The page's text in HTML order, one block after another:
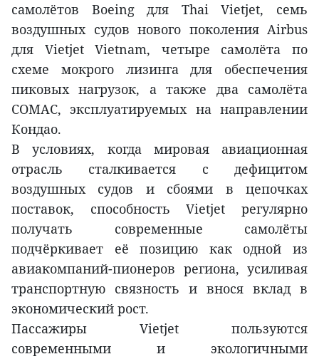
самолётов Boeing для Thai Vietjet, семь
воздушных судов нового поколения Airbus
для Vietjet Vietnam, четыре самолёта по
схеме мокрого лизинга для обеспечения
пиковых нагрузок, а также два самолёта
COMAC, эксплуатируемых на направлении
Кондао.
В условиях, когда мировая авиационная
отрасль сталкивается с дефицитом
воздушных судов и сбоями в цепочках
поставок, способность Vietjet регулярно
получать современные самолёты
подчёркивает её позицию как одной из
авиакомпаний-пионеров региона, усиливая
транспортную связность и внося вклад в
экономический рост.
Пассажиры Vietjet пользуются
современными и экологичными